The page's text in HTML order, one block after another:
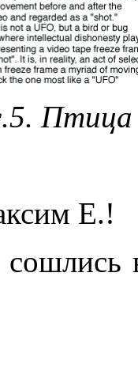
Птица
Е.!